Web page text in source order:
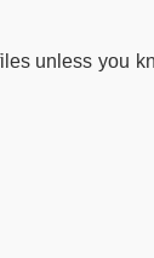
unless you